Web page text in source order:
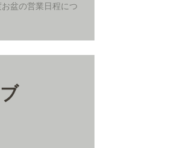
お盆の営業日程につ